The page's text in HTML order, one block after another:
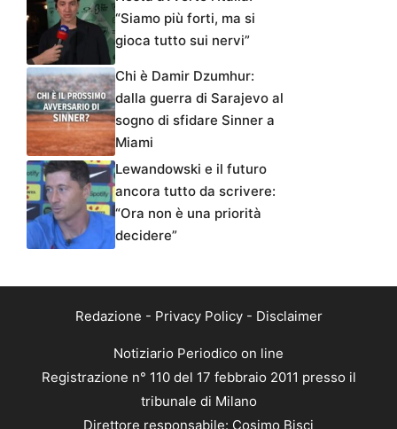
“Siamo più forti, ma si
gioca tutto sui nervi”
Chi è Damir Dzumhur:
dalla guerra di Sarajevo al
sogno di sfidare Sinner a
Miami
Lewandowski e il futuro
ancora tutto da scrivere:
“Ora non è una priorità
decidere”
Redazione - Privacy Policy- Disclaimer
Notiziario Periodico on line
Registrazione n° 110 del 17 febbraio 2011 presso il
tribunale di Milano
Direttore responsabile: Cosimo Bisci